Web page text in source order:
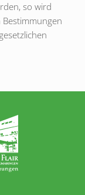
so wird